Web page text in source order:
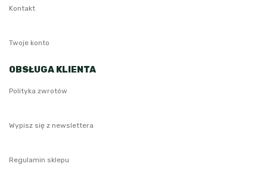
Kontakt
Twoje konto
OBSŁUGA KLIENTA
Polityka zwrotów
Wypisz się z newslettera
Regulamin sklepu